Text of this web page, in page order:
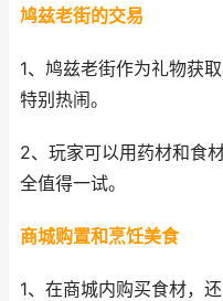
鸠兹老街的交易
1、鸠兹老街作为礼物获
特别热闹。
2、玩家可以用药材和食
全值得一试。
商城购置和烹饪美食
1、在商城内购买食材，